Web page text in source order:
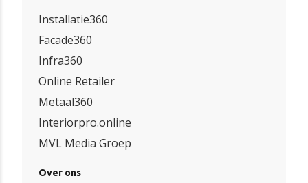
Installatie360
Facade360
Infra360
Online Retailer
Metaal360
Interiorpro.online
MVL Media Groep
Over ons